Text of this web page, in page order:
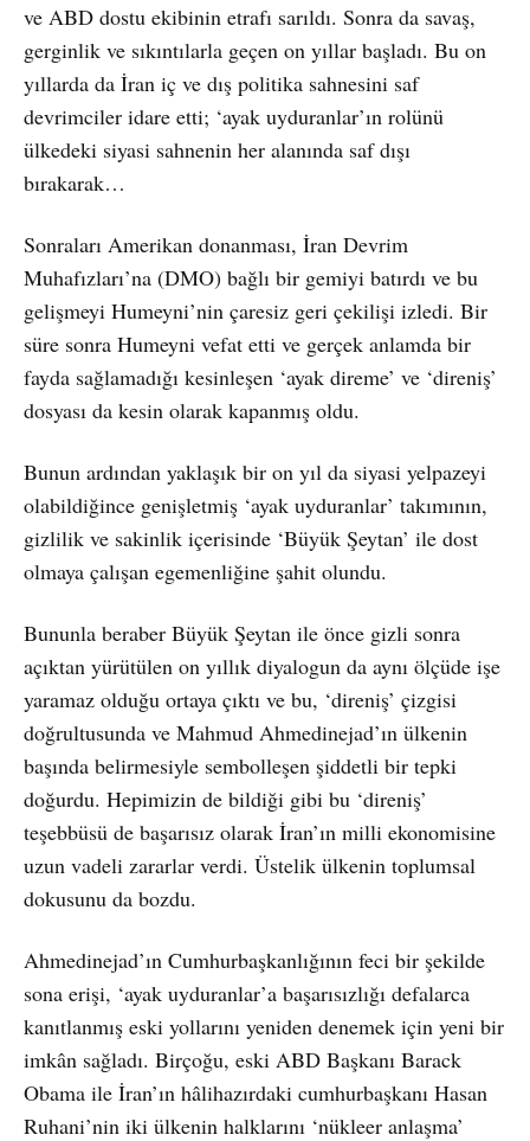
ve ABD dostu ekibinin etrafı sarıldı. Sonra da savaş,
gerginlik ve sıkıntılarla geçen on yıllar başladı. Bu on
yıllarda da İran iç ve dış politika sahnesini saf
devrimciler idare etti; ‘ayak uyduranlar’ın rolünü
ülkedeki siyasi sahnenin her alanında saf dışı
bırakarak…
Sonraları Amerikan donanması, İran Devrim
Muhafızları’na (DMO) bağlı bir gemiyi batırdı ve bu
gelişmeyi Humeyni’nin çaresiz geri çekilişi izledi. Bir
süre sonra Humeyni vefat etti ve gerçek anlamda bir
fayda sağlamadığı kesinleşen ‘ayak direme’ ve ‘direniş’
dosyası da kesin olarak kapanmış oldu.
Bunun ardından yaklaşık bir on yıl da siyasi yelpazeyi
olabildiğince genişletmiş ‘ayak uyduranlar’ takımının,
gizlilik ve sakinlik içerisinde ‘Büyük Şeytan’ ile dost
olmaya çalışan egemenliğine şahit olundu.
Bununla beraber Büyük Şeytan ile önce gizli sonra
açıktan yürütülen on yıllık diyalogun da aynı ölçüde işe
yaramaz olduğu ortaya çıktı ve bu, ‘direniş’ çizgisi
doğrultusunda ve Mahmud Ahmedinejad’ın ülkenin
başında belirmesiyle sembolleşen şiddetli bir tepki
doğurdu. Hepimizin de bildiği gibi bu ‘direniş’
teşebbüsü de başarısız olarak İran’ın milli ekonomisine
uzun vadeli zararlar verdi. Üstelik ülkenin toplumsal
dokusunu da bozdu.
Ahmedinejad’ın Cumhurbaşkanlığının feci bir şekilde
sona erişi, ‘ayak uyduranlar’a başarısızlığı defalarca
kanıtlanmış eski yollarını yeniden denemek için yeni bir
imkân sağladı. Birçoğu, eski ABD Başkanı Barack
Obama ile İran’ın hâlihazırdaki cumhurbaşkanı Hasan
Ruhani’nin iki ülkenin halklarını ‘nükleer anlaşma’